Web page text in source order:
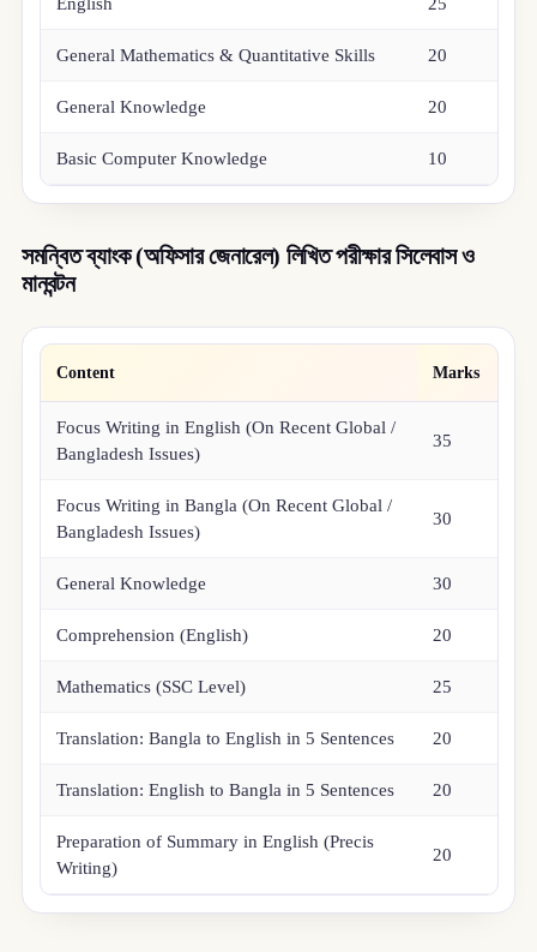
General Mathematics & Quantitative Skills 20
General Knowledge 20
Basic Computer Knowledge 10
সমন্বিত ব্যাংক (অফিসার জেনারেল) লিখিত পরীক্ষার সিলেবাস ও
মানবন্টন
Content Marks
Focus Writing in English (On Recent Global /
Bangladesh Issues)
35
Focus Writing in Bangla (On Recent Global /
Bangladesh Issues)
30
General Knowledge 30
Comprehension (English) 20
Mathematics (SSC Level) 25
Translation: Bangla to English in 5 Sentences 20
Translation: English to Bangla in 5 Sentences 20
Preparation of Summary in English (Precis
Writing)
20